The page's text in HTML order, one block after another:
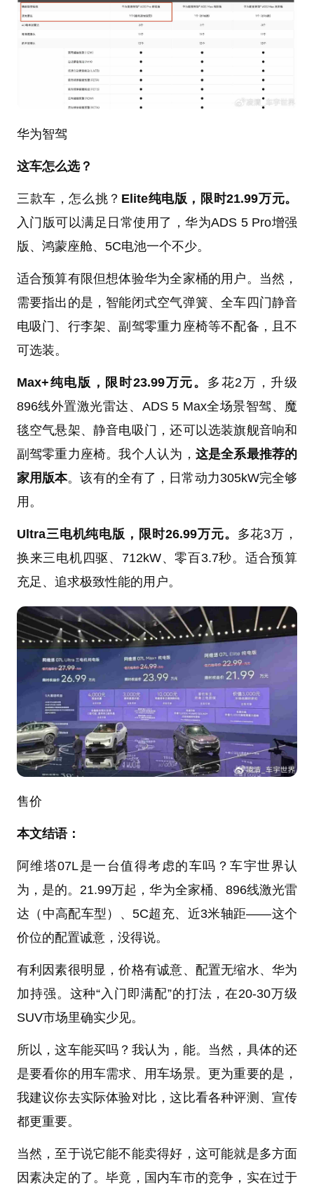
华为智驾
这车怎么选？
三款车，怎么挑？ Elite纯电版，限时21.99万元。
入门版可以满足日常使用了，华为ADS 5 Pro增强
版、鸿蒙座舱、5C电池一个不少。
适合预算有限但想体验华为全家桶的用户。当然，
需要指出的是，智能闭式空气弹簧、全车四门静音
电吸门、行李架、副驾零重力座椅等不配备，且不
可选装。
Max+纯电版，限时23.99万元。 多花2万，升级
896线外置激光雷达、ADS 5 Max全场景智驾、魔
毯空气悬架、静音电吸门，还可以选装旗舰音响和
副驾零重力座椅。我个人认为， 这是全系最推荐的
家用版本。该有的全有了，日常动力305kW完全够
用。
Ultra三电机纯电版，限时26.99万元。 多花3万，
换来三电机四驱、712kW、零百3.7秒。适合预算
充足、追求极致性能的用户。
售价
本文结语：
阿维塔07L是一台值得考虑的车吗？车宇世界认
为，是的。21.99万起，华为全家桶、896线激光雷
达（中高配车型）、5C超充、近3米轴距——这个
价位的配置诚意，没得说。
有利因素很明显，价格有诚意、配置无缩水、华为
加持强。这种“入门即满配”的打法，在20-30万级
SUV市场里确实少见。
所以，这车能买吗？我认为，能。当然，具体的还
是要看你的用车需求、用车场景。更为重要的是，
我建议你去实际体验对比，这比看各种评测、宣传
都更重要。
当然，至于说它能不能卖得好，这可能就是多方面
因素决定的了。毕竟，国内车市的竞争，实在过于